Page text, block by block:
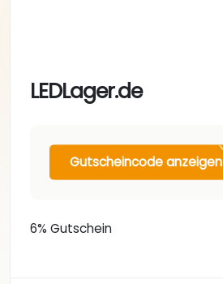
LEDLager.de
Gutscheincode anzeigen
6% Gutschein